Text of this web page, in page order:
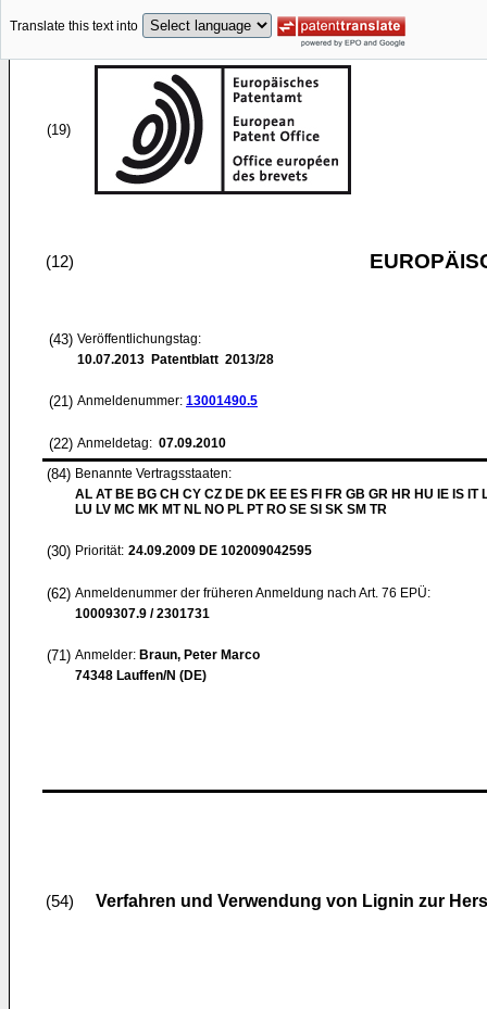
Translate this text into
(19)
(12)
(43) Veröffentlichungstag:
10.07.2013 Patentblatt 2013/28
(21) Anmeldenummer: 13001490.5
(22) Anmeldetag: 07.09.2010
(84) Benannte Vertragsstaaten:
AL AT BE BG CH CY CZ DE DK EE ES FI FR GB GR HR HU IE IS IT
LU LV MC MK MT NL NO PL PT RO SE SI SK SM TR
(30) Priorität: 24.09.2009 DE 102009042595
(62) Anmeldenummer der früheren Anmeldung nach Art. 76 EPÜ:
10009307.9 / 2301731
(71) Anmelder: Braun, Peter Marco
74348 Lauffen/N (DE)
(54) Verfahren und Verwendung von Lignin zur